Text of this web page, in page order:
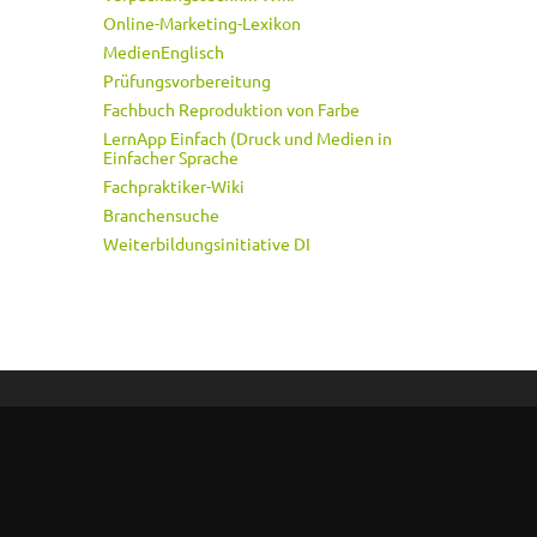
Online-Marketing-Lexikon
MedienEnglisch
Prüfungsvorbereitung
Fachbuch Reproduktion von Farbe
LernApp Einfach (Druck und Medien in
Einfacher Sprache
Fachpraktiker-Wiki
Branchensuche
Weiterbildungsinitiative DI